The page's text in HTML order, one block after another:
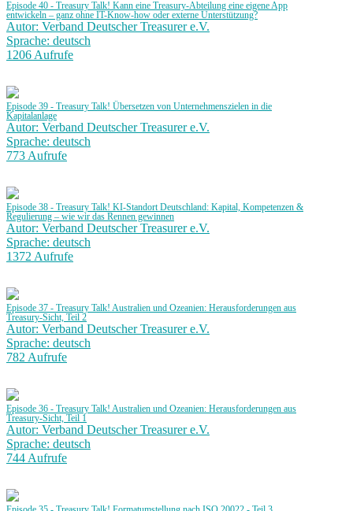
Episode 40 - Treasury Talk! Kann eine Treasury-Abteilung eine eigene App
entwickeln – ganz ohne IT-Know-how oder externe Unterstützung?
Autor: Verband Deutscher Treasurer e.V.
Sprache: deutsch
1206 Aufrufe
Episode 39 - Treasury Talk! Übersetzen von Unternehmenszielen in die
Kapitalanlage
Autor: Verband Deutscher Treasurer e.V.
Sprache: deutsch
773 Aufrufe
Episode 38 - Treasury Talk! KI-Standort Deutschland: Kapital, Kompetenzen &
Regulierung – wie wir das Rennen gewinnen
Autor: Verband Deutscher Treasurer e.V.
Sprache: deutsch
1372 Aufrufe
Episode 37 - Treasury Talk! Australien und Ozeanien: Herausforderungen aus
Treasury-Sicht, Teil 2
Autor: Verband Deutscher Treasurer e.V.
Sprache: deutsch
782 Aufrufe
Episode 36 - Treasury Talk! Australien und Ozeanien: Herausforderungen aus
Treasury-Sicht, Teil 1
Autor: Verband Deutscher Treasurer e.V.
Sprache: deutsch
744 Aufrufe